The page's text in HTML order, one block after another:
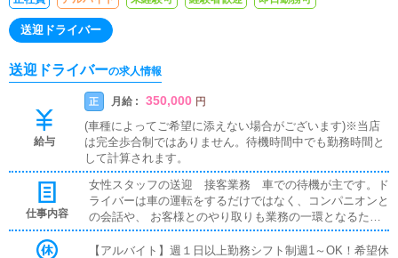
送迎ドライバー
送迎ドライバーの求人情報
給与
正 月給 : 350,000 円
(車種によってご希望に添えない場合がございます)※当店
は完全歩合制ではありません。待機時間中でも勤務時間と
して計算されます。
仕事内容
女性スタッフの送迎 接客業務 車での待機が主です。ド
ライバーは車の運転をするだけではなく、コンパニオンと
の会話や、 お客様とのやり取りも業務の一環となるた
め、 コミュニケーションスキルが自然と身につきます。
当グループのドライバーは、本職とかけもちで働いている
【アルバイト】週１日以上勤務シフト制週1～OK！希望休